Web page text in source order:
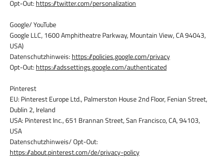
Opt-Out: https://twitter.com/personalization
Google/ YouTube
Google LLC, 1600 Amphitheatre Parkway, Mountain View, CA 94043,
USA)
Datenschutzhinweis: https://policies.google.com/privacy
Opt-Out: https://adssettings.google.com/authenticated
Pinterest
EU: Pinterest Europe Ltd., Palmerston House 2nd Floor, Fenian Street,
Dublin 2, Ireland
USA: Pinterest Inc., 651 Brannan Street, San Francisco, CA, 94103,
USA
Datenschutzhinweis/ Opt-Out:
https://about.pinterest.com/de/privacy-policy